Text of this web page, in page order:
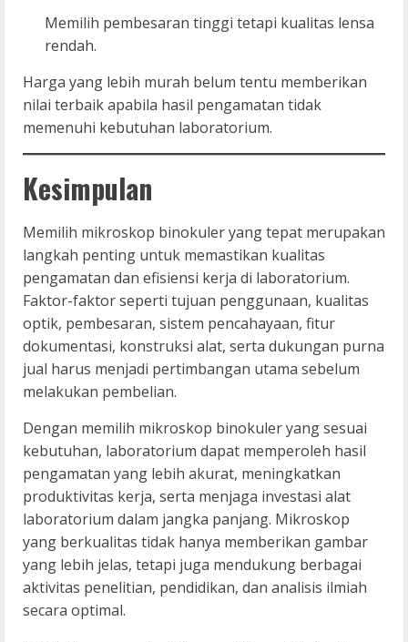
Memilih pembesaran tinggi tetapi kualitas lensa
rendah.
Harga yang lebih murah belum tentu memberikan
nilai terbaik apabila hasil pengamatan tidak
memenuhi kebutuhan laboratorium.
Kesimpulan
Memilih mikroskop binokuler yang tepat merupakan
langkah penting untuk memastikan kualitas
pengamatan dan efisiensi kerja di laboratorium.
Faktor-faktor seperti tujuan penggunaan, kualitas
optik, pembesaran, sistem pencahayaan, fitur
dokumentasi, konstruksi alat, serta dukungan purna
jual harus menjadi pertimbangan utama sebelum
melakukan pembelian.
Dengan memilih mikroskop binokuler yang sesuai
kebutuhan, laboratorium dapat memperoleh hasil
pengamatan yang lebih akurat, meningkatkan
produktivitas kerja, serta menjaga investasi alat
laboratorium dalam jangka panjang. Mikroskop
yang berkualitas tidak hanya memberikan gambar
yang lebih jelas, tetapi juga mendukung berbagai
aktivitas penelitian, pendidikan, dan analisis ilmiah
secara optimal.